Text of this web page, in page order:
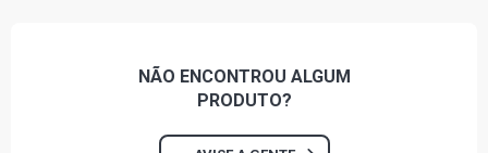
NÃO ENCONTROU ALGUM
PRODUTO?